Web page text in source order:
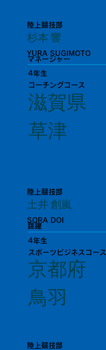
陸上競技部
杉本 響
YURA SUGIMOTO
マネージャー
4年生
コーチングコース
滋賀県
草津
陸上競技部
土井 創嵐
SORA DOI
跳躍
4年生
スポーツビジネスコース
京都府
鳥羽
陸上競技部